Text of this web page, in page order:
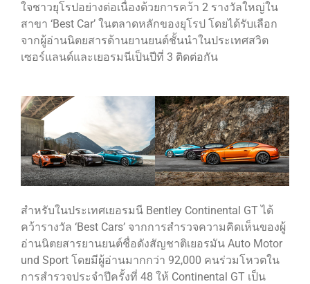
เบนท์ลีย์ แบงค็อก ส่งมอบองค์
ความรู้การขับขี่รถยนต์เบนท์ลีย์
อย่างปลอดภัยในงาน
Extraordinary Chauffeur
เชื่อมโยง Porsche Community
ผ่าน The Big Screen Speed: AAS
Motorsport Live Experience
AAS Corp
AAS Motorsport
AAS Porsche
Bentley
ใจชาวยุโรปอย่างต่อเนื่องด้วยการคว้า 2 รางวัลใหญ่ใน
สาขา ‘Best Car’ ในตลาดหลักของยุโรป โดยได้รับเลือก
จากผู้อ่านนิตยสารด้านยานยนต์ชั้นนำในประเทศสวิต
เซอร์แลนด์และเยอรมนีเป็นปีที่ 3 ติดต่อกัน
สำหรับในประเทศเยอรมนี Bentley Continental GT ได้
คว้ารางวัล ‘Best Cars’ จากการสำรวจความคิดเห็นของผู้
อ่านนิตยสารยานยนต์ชื่อดังสัญชาติเยอรมัน Auto Motor
und Sport โดยมีผู้อ่านมากกว่า 92,000 คนร่วมโหวตใน
การสำรวจประจำปีครั้งที่ 48 ให้ Continental GT เป็น